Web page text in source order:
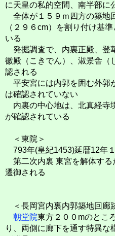
に天皇の私的空間、南半部に
全体が１５９ｍ四方の築地
（２９６cm）を割り付け基
いる
発掘調査で、内裏正殿、登
徽殿（こきでん）、淑景舎（
認される
平安宮には内郭を囲む外郭
は確認されていない
内裏の中心地は、北真経寺
が確認されている
＜東院＞
793年(皇紀1453)延暦12年
第二次内裏 東宮を解体する
遷御される
＜長岡宮内裏内郭築地回廊
朝堂院東方２００mのとこ
り、両側に廊下を通す特異な